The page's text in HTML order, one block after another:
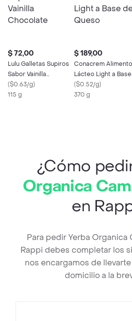
$ 72,00
Lulu Galletas Supiros
Sabor Vainilla
Chocolate
($0.63/g)
115 g
$ 189,00
Conacrem Alimento
Lácteo Light a Base
de Queso
($0.52/g)
370 g
¿Cómo
Organica
en
Para pedir Yerba Organica
Rappi debes completar los
nos encargamos de
domicilio a la